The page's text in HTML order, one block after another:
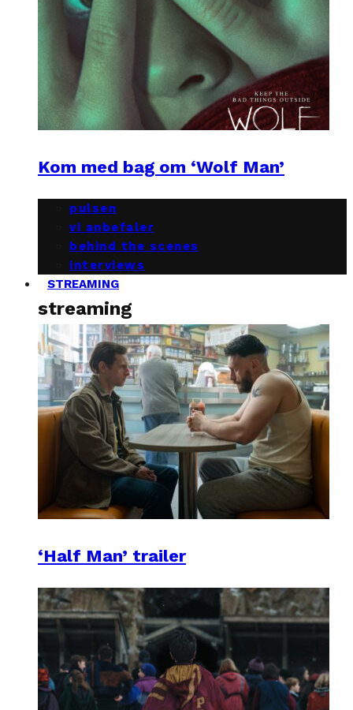
Kom med bag om ‘Wolf Man’
pulsen
vi anbefaler
behind the scenes
interviews
STREAMING
streaming
‘Half Man’ trailer